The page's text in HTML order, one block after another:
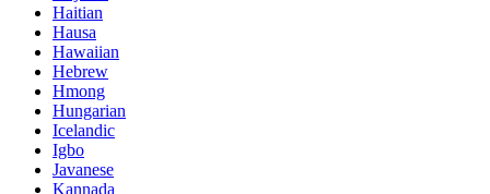
Haitian
Hausa
Hawaiian
Hebrew
Hmong
Hungarian
Icelandic
Igbo
Javanese
Kannada